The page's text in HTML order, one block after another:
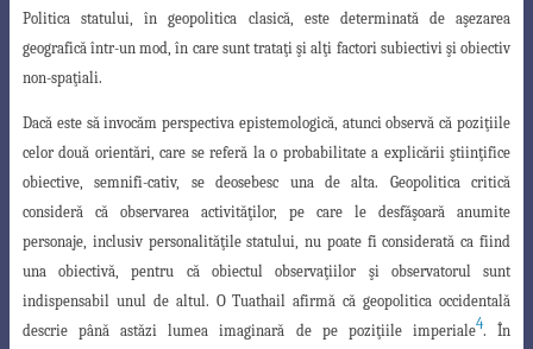
Politica statului, în geopolitica clasică, este determinată de aşezarea
geografică într-un mod, în care sunt trataţi şi alţi factori subiectivi şi obiectiv
non-spaţiali.
Dacă este să invocăm perspectiva epistemologică, atunci observă că poziţiile
celordouă orientări, care se referă la o probabilitate a explicării ştiinţifice
obiective, semnifi-cativ, se deosebesc una de alta. Geopolitica critică
consideră că observarea activităţilor, pe care le desfăşoară anumite
personaje, inclusiv personalităţile statului, nu poate fi considerată ca fiind
una obiectivă, pentru că obiectul observaţiilor şi observatorul sunt
indispensabil unul de altul. O Tuathail afirmă că geopolitica occidentală
descrie până astăzi lumea imaginară de pe poziţiile imperiale4. În